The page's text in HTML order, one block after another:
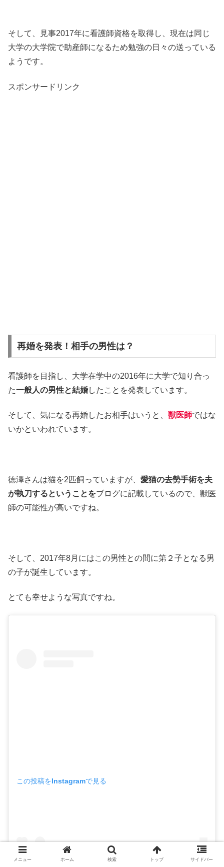
そして、見事2017年に看護師資格を取得し、現在は同じ
大学の大学院で助産師になるため勉強の日々の送っている
ようです。
スポンサードリンク
再婚を発表！相手の男性は？
看護師を目指し、大学在学中の2016年に大学で知り合っ
た一般人の男性と結婚したことを発表しています。
そして、気になる再婚したお相手はいうと、 獣医師ではな
いかといわれています。
徳澤さんは猫を2匹飼っていますが、 愛猫の去勢手術を夫
が執刀するということをブログに記載しているので、獣医
師の可能性が高いですね。
そして、2017年8月にはこの男性との間に第２子となる男
の子が誕生しています。
とても幸せような写真ですね。
この投稿をInstagramで見る
メニュー ホーム 検索 トップ サイドバー